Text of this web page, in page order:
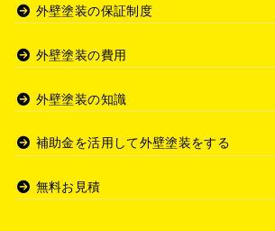
外壁塗装の保証制度
外壁塗装の費用
外壁塗装の知識
補助金を活用して外壁塗装をする
無料お見積